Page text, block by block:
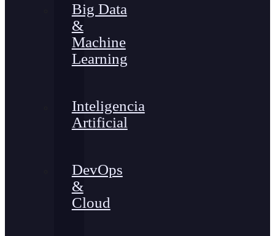
Big Data
&
Machine
Learning
Inteligencia
Artificial
DevOps
&
Cloud